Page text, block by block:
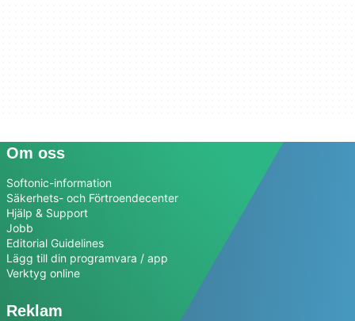
Om oss
Softonic-information
Säkerhets- och Förtroendecenter
Hjälp & Support
Jobb
Editorial Guidelines
Lägg till din programvara / app
Verktyg online
Reklam